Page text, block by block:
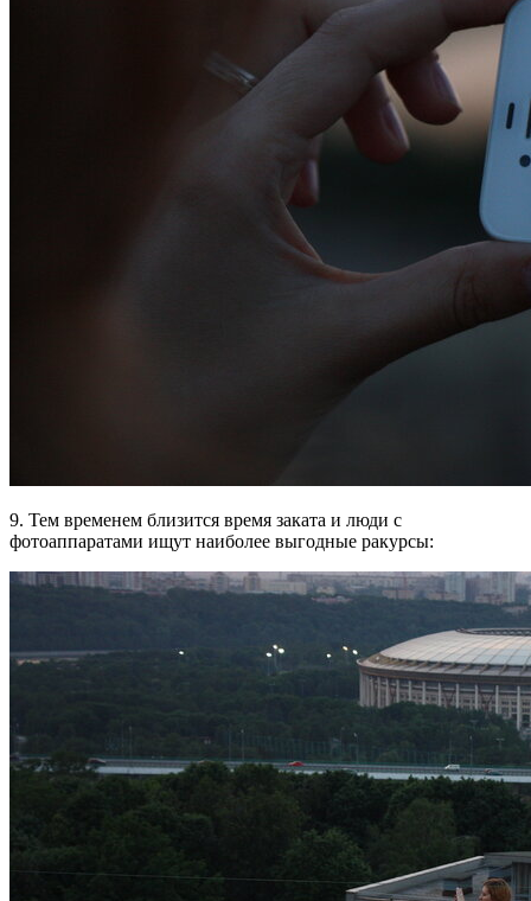
9. Тем временем близится время заката и люди с
фотоаппаратами ищут наиболее выгодные ракурсы: